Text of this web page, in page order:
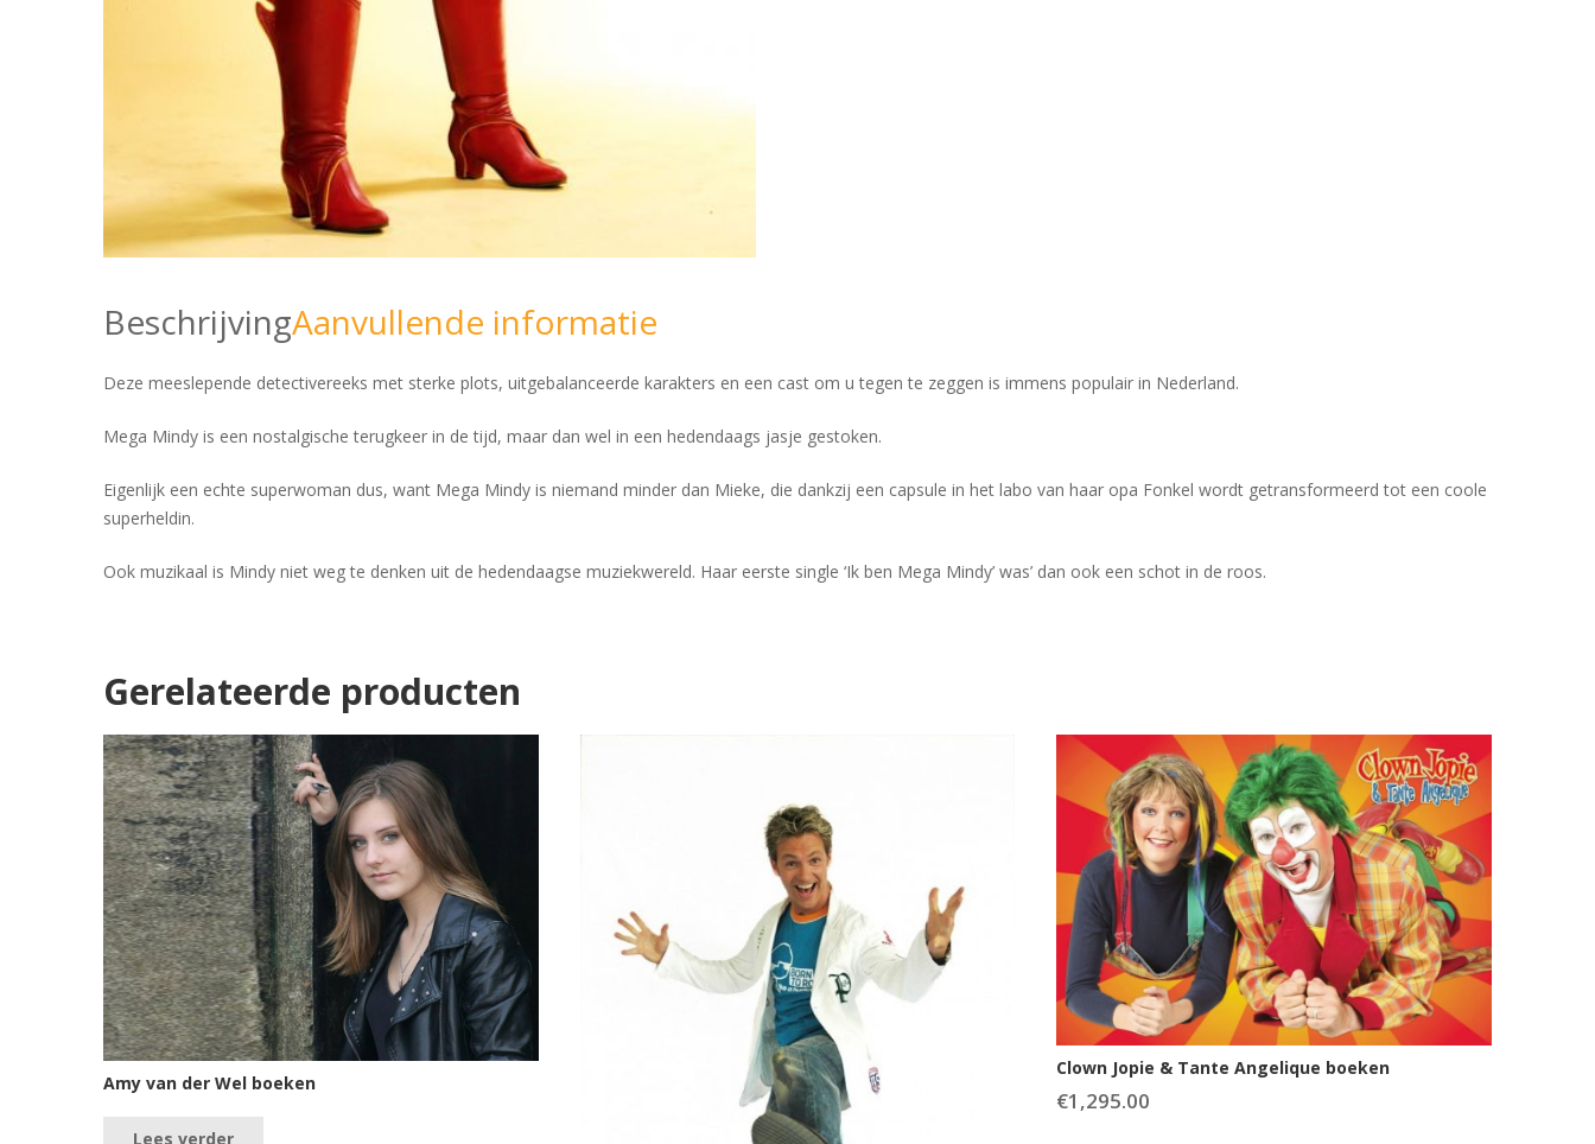
BeschrijvingAanvullende informatie
Deze meeslepende detectivereeks met sterke plots, uitgebalanceerde karakters en een cast om u tegen te zeggen is immens populair in Nederland.
Mega Mindy is een nostalgische terugkeer in de tijd, maar dan wel in een hedendaags jasje gestoken.
Eigenlijk een echte superwoman dus, want Mega Mindy is niemand minder dan Mieke, die dankzij een capsule in het labo van haar opa Fonkel wordt getransformeerd tot een coole
superheldin.
Ook muzikaal is Mindy niet weg te denken uit de hedendaagse muziekwereld. Haar eerste single ‘Ik ben Mega Mindy’ was’ dan ook een schot in de roos.
Gerelateerde producten
Amy van der Wel boeken
Lees verder
Clown Jopie & Tante Angelique boeken
€1,295.00